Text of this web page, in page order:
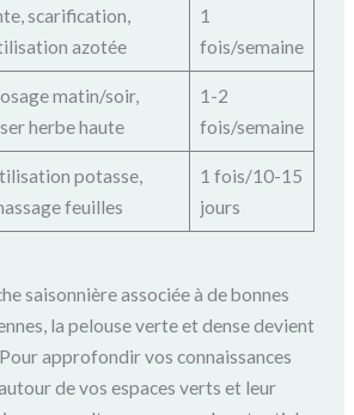
scarification,
azotée
1
fois/semaine
matin/soir,
herbe haute
1-2
fois/semaine
potasse,
feuilles
1 fois/10-15
jours
saisonnière associée à de bonnes
la pelouse verte et dense devient
approfondir vos connaissances
de vos espaces verts et leur